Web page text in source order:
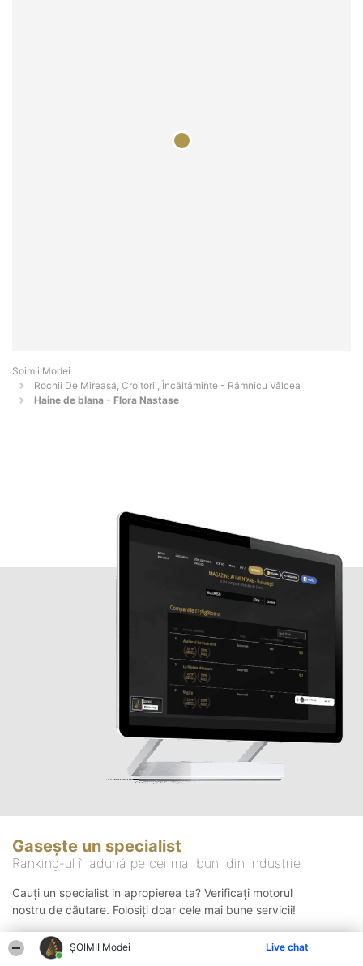
ȘOIMII Modei Live chat
Șoimii Modei
Rochii De Mireasă, Croitorii, Încălțăminte - Râmnicu Vâlcea
Haine de blana - Flora Nastase
Gasește un specialist
Ranking-ul îi adună pe cei mai buni din industrie
Cauți un specialist in apropierea ta? Verificați motorul
nostru de căutare. Folosiți doar cele mai bune servicii!